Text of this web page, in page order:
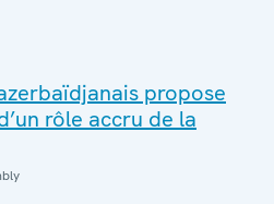
propose
rôle accru de la